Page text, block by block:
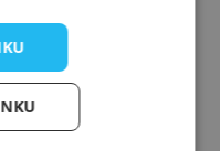
ir filmuojama.
ir (ar)
ir (ar) vaizdo
apie tai informuoti